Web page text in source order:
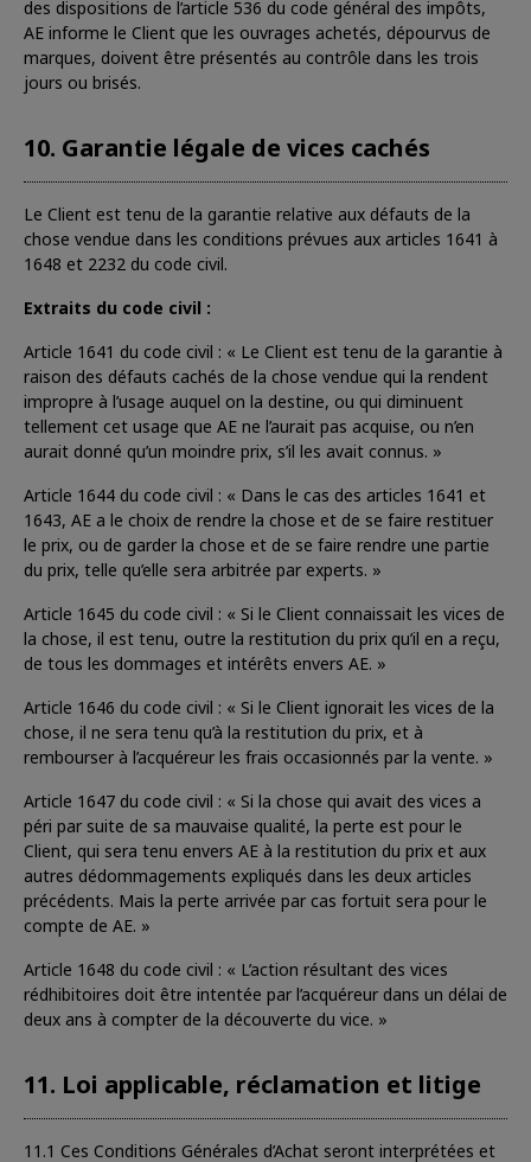
des dispositions de l’article 536 du code général des impôts,
AE informe le Client que les ouvrages achetés, dépourvus de
marques, doivent être présentés au contrôle dans les trois
jours ou brisés.
10. Garantie légale de vices cachés
Le Client est tenu de la garantie relative aux défauts de la
chose vendue dans les conditions prévues aux articles 1641 à
1648 et 2232 du code civil.
Extraits du code civil :
Article 1641 du code civil : « Le Client est tenu de la garantie à
raison des défauts cachés de la chose vendue qui la rendent
impropre à l’usage auquel on la destine, ou qui diminuent
tellement cet usage que AE ne l’aurait pas acquise, ou n’en
aurait donné qu’un moindre prix, s’il les avait connus. »
Article 1644 du code civil : « Dans le cas des articles 1641 et
1643, AE a le choix de rendre la chose et de se faire restituer
le prix, ou de garder la chose et de se faire rendre une partie
du prix, telle qu’elle sera arbitrée par experts. »
Article 1645 du code civil : « Si le Client connaissait les vices de
la chose, il est tenu, outre la restitution du prix qu’il en a reçu,
de tous les dommages et intérêts envers AE. »
Article 1646 du code civil : « Si le Client ignorait les vices de la
chose, il ne sera tenu qu’à la restitution du prix, et à
rembourser à l’acquéreur les frais occasionnés par la vente. »
Article 1647 du code civil : « Si la chose qui avait des vices a
péri par suite de sa mauvaise qualité, la perte est pour le
Client, qui sera tenu envers AE à la restitution du prix et aux
autres dédommagements expliqués dans les deux articles
précédents. Mais la perte arrivée par cas fortuit sera pour le
compte de AE. »
Article 1648 du code civil : « L’action résultant des vices
rédhibitoires doit être intentée par l’acquéreur dans un délai de
deux ans à compter de la découverte du vice. »
11. Loi applicable, réclamation et litige
11.1 Ces Conditions Générales d’Achat seront interprétées et